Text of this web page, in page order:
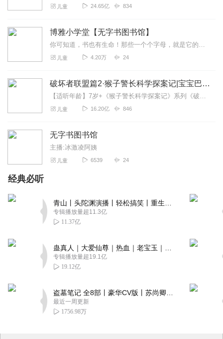
儿童 24.65亿 834
博雅小学堂【无字书图书馆】
你可知道，书也有生命！那些一个个字母，就是它的细胞...。
儿童 4.20万 24
破坏者联盟篇2·猴子警长科学探案记|宝宝巴士故事
【适听年龄】7岁+《猴子警长科学探案记》系列《破坏者联盟篇1·猴子警长科学探案记》>>>《破坏者联盟篇2·猴子警长科学探案记》>>>《破坏者联盟篇3·猴子警长科...
儿童 16.20亿 846
无字书图书馆
主播:冰激凌阿姨
儿童 6539 24
经典必听
专辑播放量超11.3亿
11.37亿
专辑播放量超19.1亿
19.12亿
最近一周更新
1756.98万